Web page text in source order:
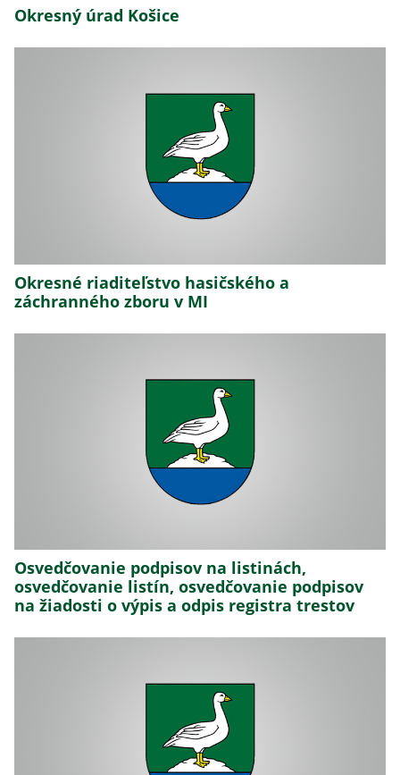
Okresný úrad Košice
Okresné riaditeľstvo hasičského a
záchranného zboru v MI
Osvedčovanie podpisov na listinách,
osvedčovanie listín, osvedčovanie podpisov
na žiadosti o výpis a odpis registra trestov